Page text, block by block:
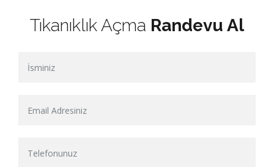
Tıkanıklık Açma Randevu Al